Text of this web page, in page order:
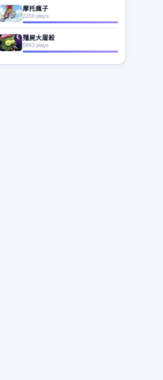
摩托瘋子
2256 plays
殭屍大屠殺
5843 plays